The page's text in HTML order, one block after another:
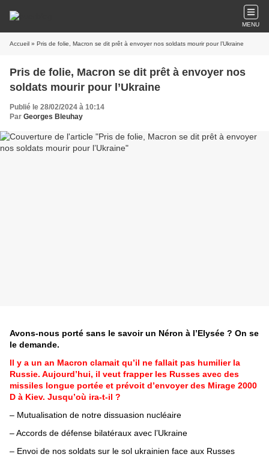
MENU
Accueil » Pris de folie, Macron se dit prêt à envoyer nos soldats mourir pour l’Ukraine
Pris de folie, Macron se dit prêt à envoyer nos
soldats mourir pour l’Ukraine
Publié le 28/02/2024 à 10:14
Par Georges Bleuhay
Avons-nous porté sans le savoir un Néron à l’Elysée ? On se
le demande.
Il y a un an Macron clamait qu’il ne fallait pas humilier la
Russie. Aujourd’hui, il veut frapper les Russes avec des
missiles longue portée et prévoit d’envoyer des Mirage 2000
D à Kiev. Jusqu’où ira-t-il ?
– Mutualisation de notre dissuasion nucléaire
– Accords de défense bilatéraux avec l’Ukraine
– Envoi de nos soldats sur le sol ukrainien face aux Russes